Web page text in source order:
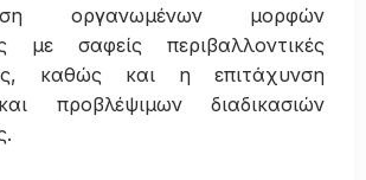
οργανωμένων μορφών
με σαφείς περιβαλλοντικές
καθώς και η επιτάχυνση
προβλέψιμων διαδικασιών